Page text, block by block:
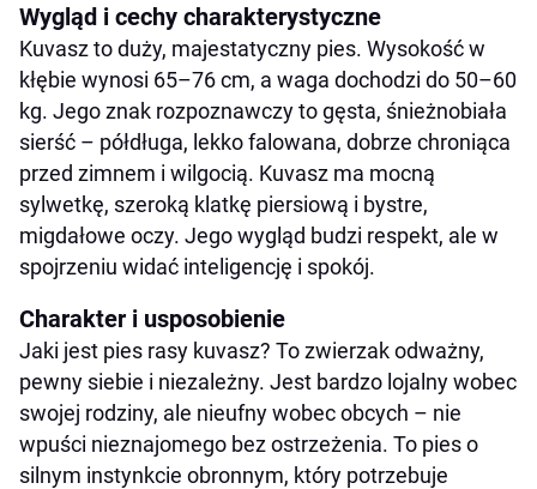
Wygląd i cechy charakterystyczne
Kuvasz to duży, majestatyczny pies. Wysokość w
kłębie wynosi 65–76 cm, a waga dochodzi do 50–60
kg. Jego znak rozpoznawczy to gęsta, śnieżnobiała
sierść – półdługa, lekko falowana, dobrze chroniąca
przed zimnem i wilgocią. Kuvasz ma mocną
sylwetkę, szeroką klatkę piersiową i bystre,
migdałowe oczy. Jego wygląd budzi respekt, ale w
spojrzeniu widać inteligencję i spokój.
Charakter i usposobienie
Jaki jest pies rasy kuvasz? To zwierzak odważny,
pewny siebie i niezależny. Jest bardzo lojalny wobec
swojej rodziny, ale nieufny wobec obcych – nie
wpuści nieznajomego bez ostrzeżenia. To pies o
silnym instynkcie obronnym, który potrzebuje